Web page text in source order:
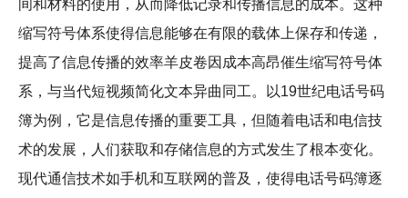
间和材料的使用，从而降低记录和传播信息的成本。这种
缩写符号体系使得信息能够在有限的载体上保存和传递，
提高了信息传播的效率羊皮卷因成本高昂催生缩写符号体
系，与当代短视频简化文本异曲同工。以19世纪电话号码
簿为例，它是信息传播的重要工具，但随着电话和电信技
术的发展，人们获取和存储信息的方式发生了根本变化。
现代通信技术如手机和互联网的普及，使得电话号码簿逐